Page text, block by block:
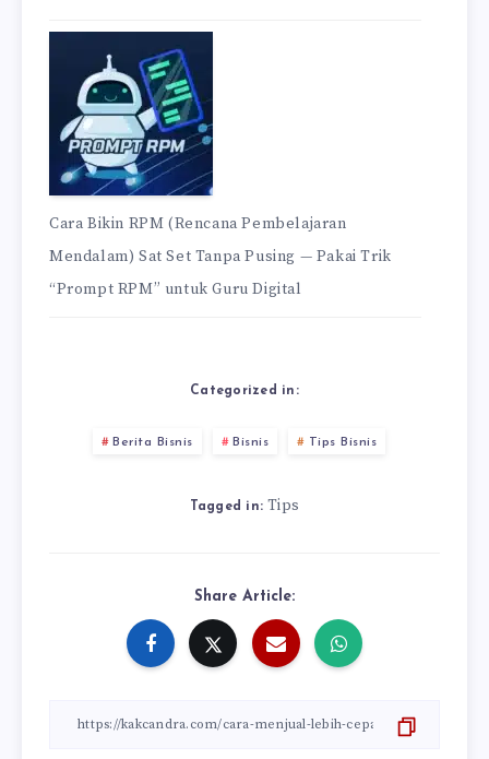
Cara Bikin RPM (Rencana Pembelajaran
Mendalam) Sat Set Tanpa Pusing — Pakai Trik
“Prompt RPM” untuk Guru Digital
Categorized in:
Berita Bisnis Bisnis Tips Bisnis
Tagged in: Tips
Share Article: